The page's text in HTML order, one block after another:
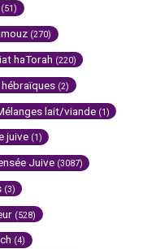
(51)
(270)
haTorah (220)
(2)
lait/viande (1)
juive (1)
Juive (3087)
(3)
(528)
(4)